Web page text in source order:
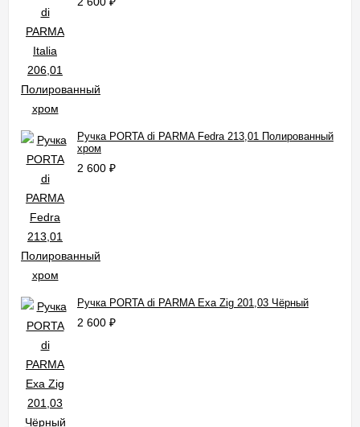
Ручка PORTA di PARMA Fedra 213,01 Полированный
хром
2 600 ₽
Ручка PORTA di PARMA Exa Zig 201,03 Чёрный
2 600 ₽